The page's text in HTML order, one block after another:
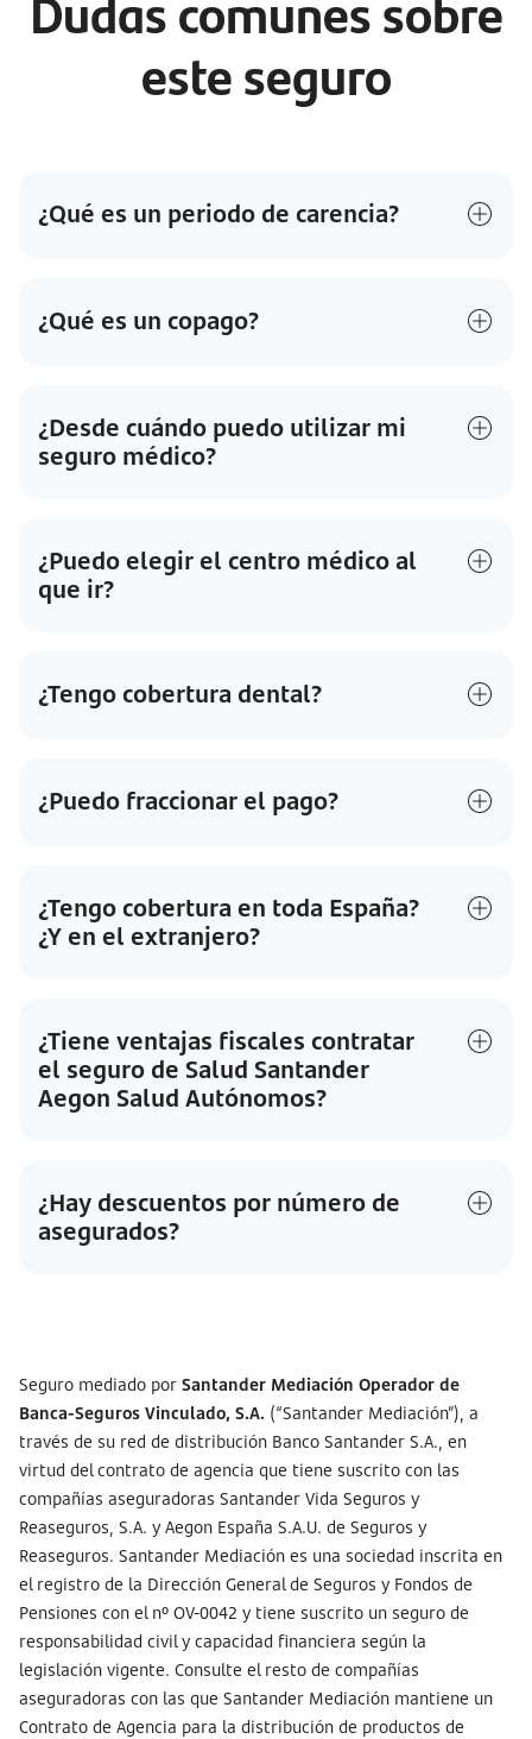
este seguro
¿Qué es un periodo de carencia?
¿Qué es un copago?
¿Desde cuándo puedo utilizar mi
seguro médico?
¿Puedo elegir el centro médico al
que ir?
¿Tengo cobertura dental?
¿Puedo fraccionar el pago?
¿Tengo cobertura en toda España?
¿Y en el extranjero?
¿Tiene ventajas fiscales contratar
el seguro de Salud Santander
Aegon Salud Autónomos?
¿Hay descuentos por número de
asegurados?
Seguro mediado por Santander Mediación Operador de
Banca-Seguros Vinculado, S.A. (“Santander Mediación”), a
través de su red de distribución Banco Santander S.A., en
virtud del contrato de agencia que tiene suscrito con las
compañías aseguradoras Santander Vida Seguros y
Reaseguros, S.A. y Aegon España S.A.U. de Seguros y
Reaseguros. Santander Mediación es una sociedad inscrita en
el registro de la Dirección General de Seguros y Fondos de
Pensiones con el nº OV-0042 y tiene suscrito un seguro de
responsabilidad civil y capacidad financiera según la
legislación vigente. Consulte el resto de compañías
aseguradoras con las que Santander Mediación mantiene un
Contrato de Agencia para la distribución de productos de